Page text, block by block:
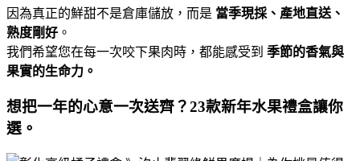
因為真正的鮮甜不是倉庫儲放，而是 當季現採、產地直送、
熟度剛好 。
我們希望您在每一次咬下果肉時，都能感受到 季節的香氣與
果實的生命力。
想把一年的心意一次送齊？23款新年水果禮盒讓你
選。